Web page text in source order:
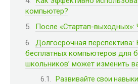
компьютер?
После «Стартап-выходных»:
Долгосрочная перспектива:
бесплатных компьютеров для
школьников’ может изменить
Развивайте свои